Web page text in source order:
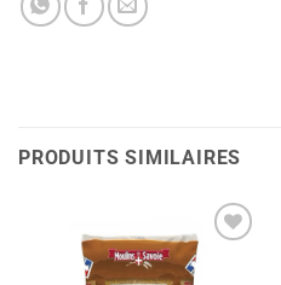
PRODUITS SIMILAIRES
Ajouter
à la liste